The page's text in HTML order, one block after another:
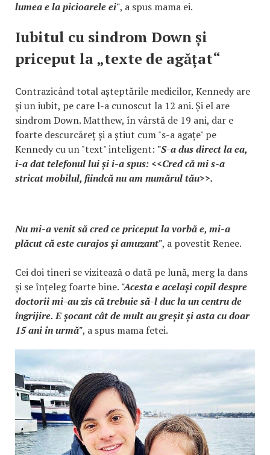
lumea e la picioarele ei", a spus mama ei.
Iubitul cu sindrom Down și
priceput la „texte de agățat“
Contrazicând total așteptările medicilor, Kennedy are
și un iubit, pe care l-a cunoscut la 12 ani. Și el are
sindrom Down. Matthew, în vârstă de 19 ani, dar e
foarte descurcăreț și a știut cum "s-a agațe" pe
Kennedy cu un "text" inteligent: "S-a dus direct la ea,
i-a dat telefonul lui și i-a spus: <<Cred că mi s-a
stricat mobilul, fiindcă nu am numărul tău>>.
Nu mi-a venit să cred ce priceput la vorbă e, mi-a
plăcut că este curajos și amuzant", a povestit Renee.
Cei doi tineri se vizitează o dată pe lună, merg la dans
și se înțeleg foarte bine. "Acesta e același copil despre
doctorii mi-au zis că trebuie să-l duc la un centru de
îngrijire. E șocant cât de mult au greșit și asta cu doar
15 ani în urmă", a spus mama fetei.